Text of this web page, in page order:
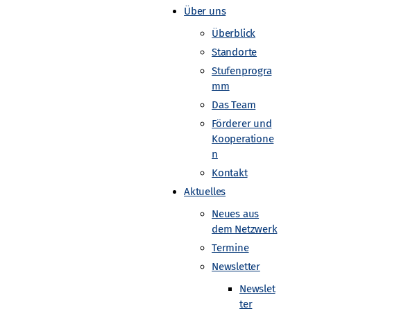
Über uns
Überblick
Standorte
Stufenprogra
mm
Das Team
Förderer und
Kooperatione
n
Kontakt
Aktuelles
Neues aus
dem Netzwerk
Termine
Newsletter
Newslet
ter